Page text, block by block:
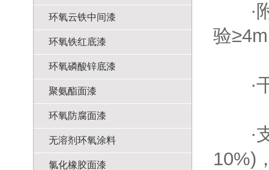
环氧云铁中间漆
环氧铁红底漆
环氧磷酸锌底漆
聚氨酯面漆
环氧防腐面漆
无溶剂环氧涂料
氯化橡胶面漆
·附
验
·干
·支
10%)